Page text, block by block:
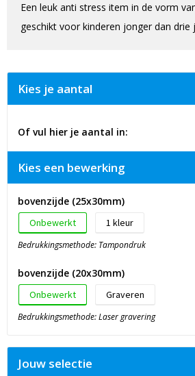
Een leuk anti stress item in de vorm
geschikt voor kinderen jonger dan drie
Kies je aantal
Of vul hier je aantal in:
Kies een bewerking
bovenzijde (25x30mm)
Onbewerkt 1
Bedrukkingsmethode: Tampondruk
bovenzijde (20x30mm)
Onbewerkt Graveren
Bedrukkingsmethode: Laser gravering
Jouw selectie